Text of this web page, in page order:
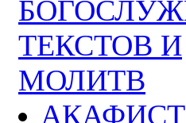
ТЕКСТОВ И
МОЛИТВ